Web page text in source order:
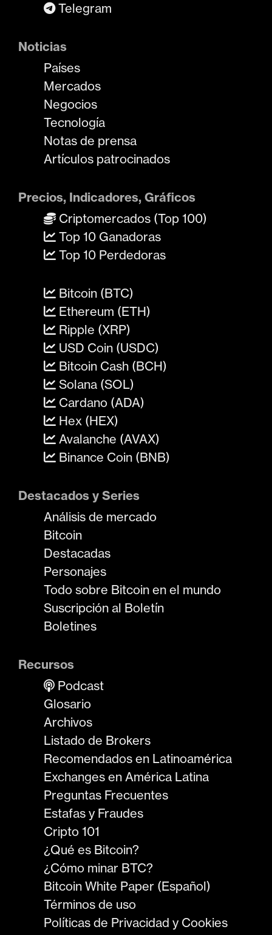
Telegram
Noticias
Países
Mercados
Negocios
Tecnología
Notas de prensa
Artículos patrocinados
Precios, Indicadores, Gráficos
Criptomercados (Top 100)
Top 10 Ganadoras
Top 10 Perdedoras
Bitcoin (BTC)
Ethereum (ETH)
Ripple (XRP)
USD Coin (USDC)
Bitcoin Cash (BCH)
Solana (SOL)
Cardano (ADA)
Hex (HEX)
Avalanche (AVAX)
Binance Coin (BNB)
Destacados y Series
Análisis de mercado
Bitcoin
Destacadas
Personajes
Todo sobre Bitcoin en el mundo
Suscripción al Boletín
Boletines
Recursos
Podcast
Glosario
Archivos
Listado de Brokers
Recomendados en Latinoamérica
Exchanges en América Latina
Preguntas Frecuentes
Estafas y Fraudes
Cripto 101
¿Qué es Bitcoin?
¿Cómo minar BTC?
Bitcoin White Paper (Español)
Términos de uso
Políticas de Privacidad y Cookies